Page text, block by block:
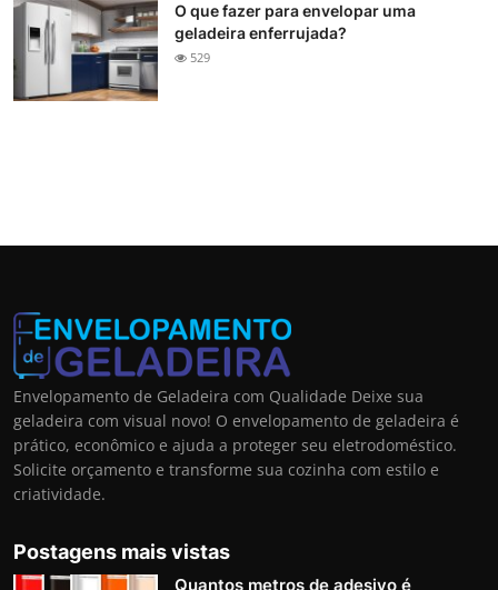
O que fazer para envelopar uma
geladeira enferrujada?
529
Envelopamento de Geladeira com Qualidade Deixe sua
geladeira com visual novo! O envelopamento de geladeira é
prático, econômico e ajuda a proteger seu eletrodoméstico.
Solicite orçamento e transforme sua cozinha com estilo e
criatividade.
Postagens mais vistas
Quantos metros de adesivo é